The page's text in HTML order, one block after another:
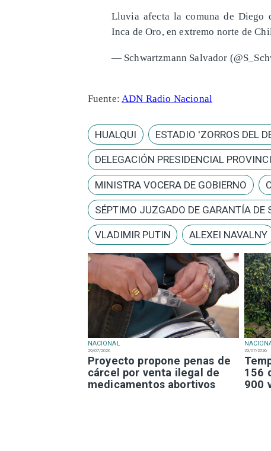
NACIONAL
29/07/2026
Proyecto propone penas de
cárcel por venta ilegal de
medicamentos abortivos
29/07/2026
156
900
Lluvia afecta la comuna de Diego
Inca de Oro, en extremo norte de
— Schwartzmann Salvador
Fuente:ADN Radio Nacional
HUALQUI ESTADIO 'ZORROS DEL
DELEGACIÓN PRESIDENCIAL
MINISTRA VOCERA DE GOBIERNO
SÉPTIMO JUZGADO DE GARANTÍA DE
VLADIMIR PUTIN ALEXEI NAVALNY